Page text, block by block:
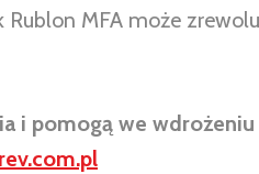
MFA może
i pomogą we